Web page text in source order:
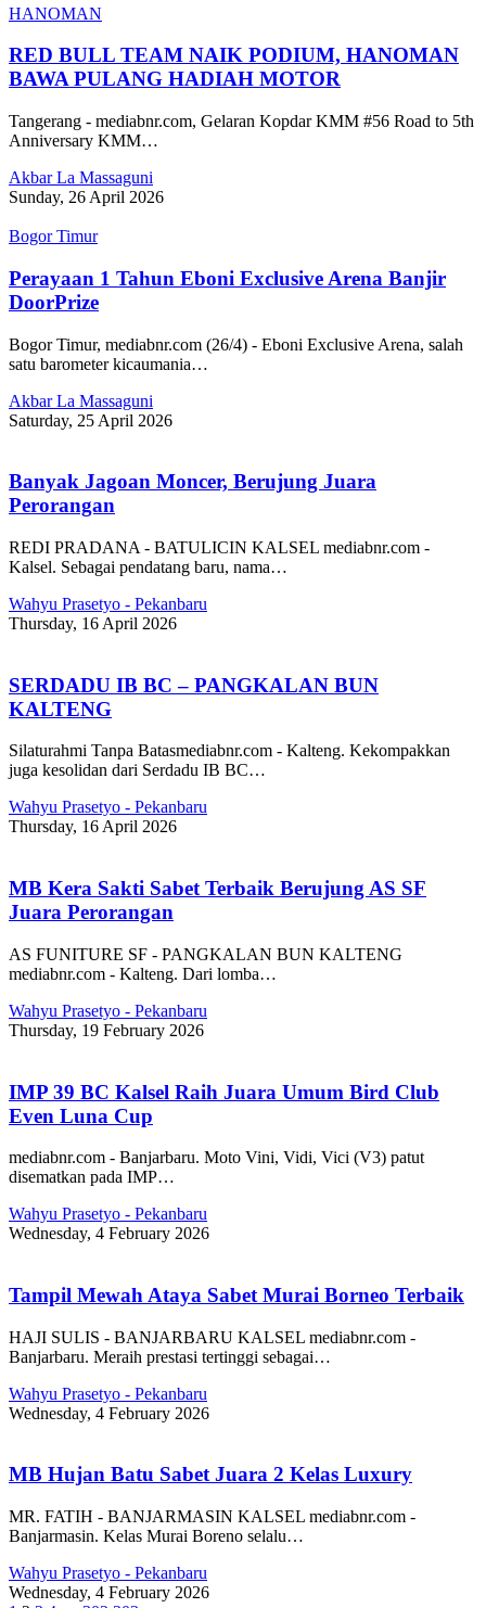
HANOMAN
RED BULL TEAM NAIK PODIUM, HANOMAN
BAWA PULANG HADIAH MOTOR
Tangerang - mediabnr.com, Gelaran Kopdar KMM #56 Road to 5th
Anniversary KMM…
Akbar La Massaguni
Sunday, 26 April 2026
Bogor Timur
Perayaan 1 Tahun Eboni Exclusive Arena Banjir
DoorPrize
Bogor Timur, mediabnr.com (26/4) - Eboni Exclusive Arena, salah
satu barometer kicaumania…
Akbar La Massaguni
Saturday, 25 April 2026
Banyak Jagoan Moncer, Berujung Juara
Perorangan
REDI PRADANA - BATULICIN KALSEL mediabnr.com -
Kalsel. Sebagai pendatang baru, nama…
Wahyu Prasetyo - Pekanbaru
Thursday, 16 April 2026
SERDADU IB BC – PANGKALAN BUN
KALTENG
Silaturahmi Tanpa Batasmediabnr.com - Kalteng. Kekompakkan
juga kesolidan dari Serdadu IB BC…
Wahyu Prasetyo - Pekanbaru
Thursday, 16 April 2026
MB Kera Sakti Sabet Terbaik Berujung AS SF
Juara Perorangan
AS FUNITURE SF - PANGKALAN BUN KALTENG
mediabnr.com - Kalteng. Dari lomba…
Wahyu Prasetyo - Pekanbaru
Thursday, 19 February 2026
IMP 39 BC Kalsel Raih Juara Umum Bird Club
Even Luna Cup
mediabnr.com - Banjarbaru. Moto Vini, Vidi, Vici (V3) patut
disematkan pada IMP…
Wahyu Prasetyo - Pekanbaru
Wednesday, 4 February 2026
Tampil Mewah Ataya Sabet Murai Borneo Terbaik
HAJI SULIS - BANJARBARU KALSEL mediabnr.com -
Banjarbaru. Meraih prestasi tertinggi sebagai…
Wahyu Prasetyo - Pekanbaru
Wednesday, 4 February 2026
MB Hujan Batu Sabet Juara 2 Kelas Luxury
MR. FATIH - BANJARMASIN KALSEL mediabnr.com -
Banjarmasin. Kelas Murai Boreno selalu…
Wahyu Prasetyo - Pekanbaru
Wednesday, 4 February 2026